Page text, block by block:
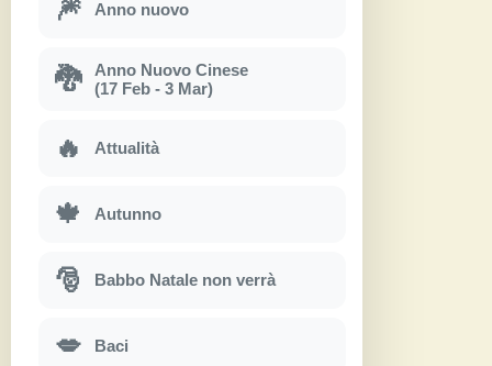
🎆 Anno nuovo
🐉
Anno Nuovo Cinese
(17 Feb - 3 Mar)
🔥 Attualità
🍁 Autunno
🎅 Babbo Natale non verrà
💋 Baci